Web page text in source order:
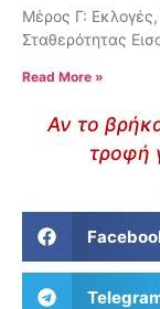
Μέρος Γ:
Σταθερότητας
Read More »
Αν το
τροφή